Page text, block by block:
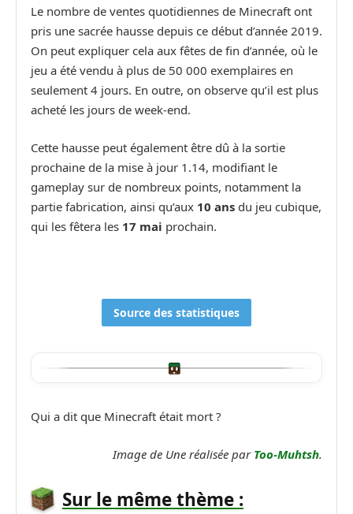
Le nombre de ventes quotidiennes de Minecraft ont
pris une sacrée hausse depuis ce début d’année 2019.
On peut expliquer cela aux fêtes de fin d’année, où le
jeu a été vendu à plus de 50 000 exemplaires en
seulement 4 jours. En outre, on observe qu’il est plus
acheté les jours de week-end.
Cette hausse peut également être dû à la sortie
prochaine de la mise à jour 1.14, modifiant le
gameplay sur de nombreux points, notamment la
partie fabrication, ainsi qu’aux 10 ans du jeu cubique,
qui les fêtera les 17 mai prochain.
Source des statistiques
Qui a dit que Minecraft était mort ?
Image de Une réalisée par Too-Muhtsh.
Sur le même thème :